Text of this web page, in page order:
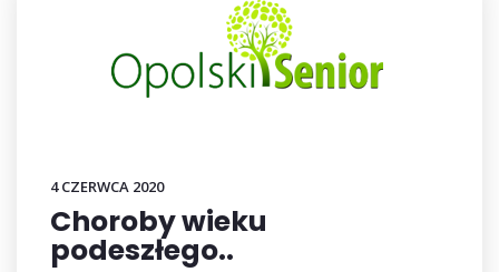
4 CZERWCA 2020
Choroby wieku
podeszłego..